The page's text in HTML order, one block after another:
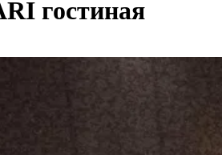
гостиная